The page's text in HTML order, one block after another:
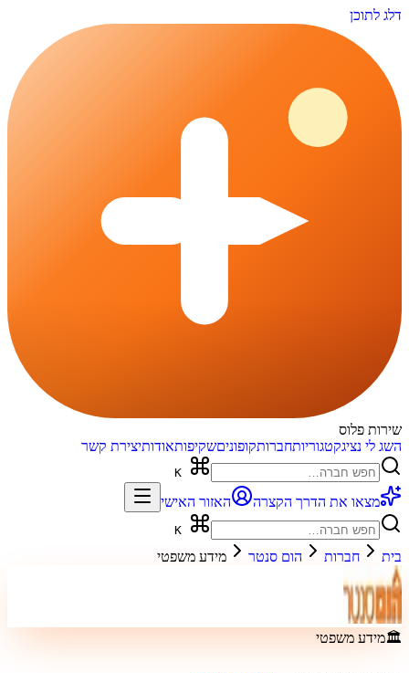
דלג לתוכן
שירות פלוס
השג לי נציגקטגוריותחברותקופוניםשקיפותאודותיצירת קשר
מצאו את הדרך הקצרה האזור האישי
בית חברות הום סנטר מידע משפטי
🏛️מידע משפטי